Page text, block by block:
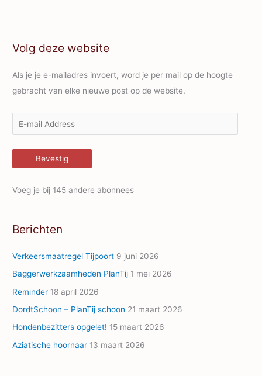
Volg deze website
Als je je e-mailadres invoert, word je per mail op de hoogte
gebracht van elke nieuwe post op de website.
-
m
a
d
r
e
s
s
Bevestig
Voeg je bij 145 andere abonnees
Berichten
Verkeersmaatregel Tijpoort 9 juni 2026
Baggerwerkzaamheden PlanTij 1 mei 2026
Reminder 18 april 2026
DordtSchoon – PlanTij schoon 21 maart 2026
Hondenbezitters opgelet! 15 maart 2026
Aziatische hoornaar 13 maart 2026